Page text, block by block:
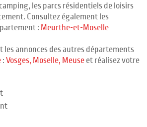
les parcs résidentiels de loisirs
Consultez également les
: Meurthe-et-Moselle
les annonces des autres départements
: Vosges, Moselle, Meuse et réalisez votre